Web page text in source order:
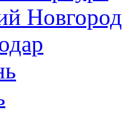
Новгород